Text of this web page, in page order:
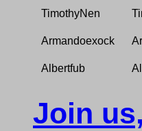
TimothyNen
Armandoexock
Albertfub
Join